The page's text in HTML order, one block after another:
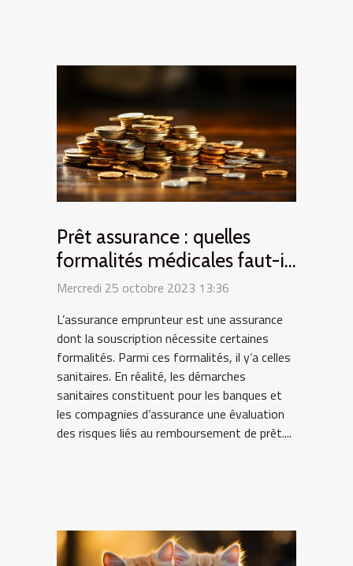
Prêt assurance : quelles
formalités médicales faut-il
remplir ?
Mercredi 25 octobre 2023 13:36
L’assurance emprunteur est une assurance
dont la souscription nécessite certaines
formalités. Parmi ces formalités, il y’a celles
sanitaires. En réalité, les démarches
sanitaires constituent pour les banques et
les compagnies d’assurance une évaluation
des risques liés au remboursement de prêt....